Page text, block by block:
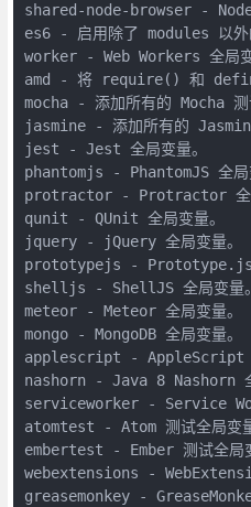
shared-node-browser -
es6 - 启用除了 modules 以外
worker - Web Workers 全局变
amd - 将 require() 和
mocha - 添加所有的 Mocha 测
jasmine - 添加所有的
jest - Jest 全局变量。
phantomjs - PhantomJS 全局
protractor - Protractor 全
qunit - QUnit 全局变量。
jquery - jQuery 全局变量。
prototypejs - Prototype.js
shelljs - ShellJS 全局变量。
meteor - Meteor 全局变量。
mongo - MongoDB 全局变量。
applescript - AppleScript
nashorn - Java 8 Nashorn 全
serviceworker - Service
atomtest - Atom 测试全局变量
embertest - Ember 测试全局
webextensions -
greasemonkey -